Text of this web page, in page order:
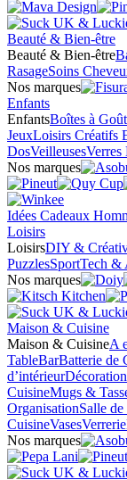
Beauté & Bien-être
Beauté & Bien-être
RasageSoins
Nos marques
Enfants
EnfantsBoîtes à
JeuxLoisirs Créatifs
DosVeilleusesVerres
Nos marques
Idées Cadeaux
Loisirs
LoisirsDIY &
PuzzlesSportTech &
Nos marques
Maison & Cuisine
Maison & CuisineA
TableBarBatterie de
d’intérieurDécoration
CuisineMugs &
OrganisationSalle
CuisineVasesVerrerie
Nos marques